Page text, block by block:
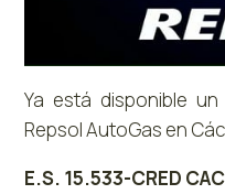
Ya está disponible
Repsol AutoGas en
E.S. 15.533-CRED